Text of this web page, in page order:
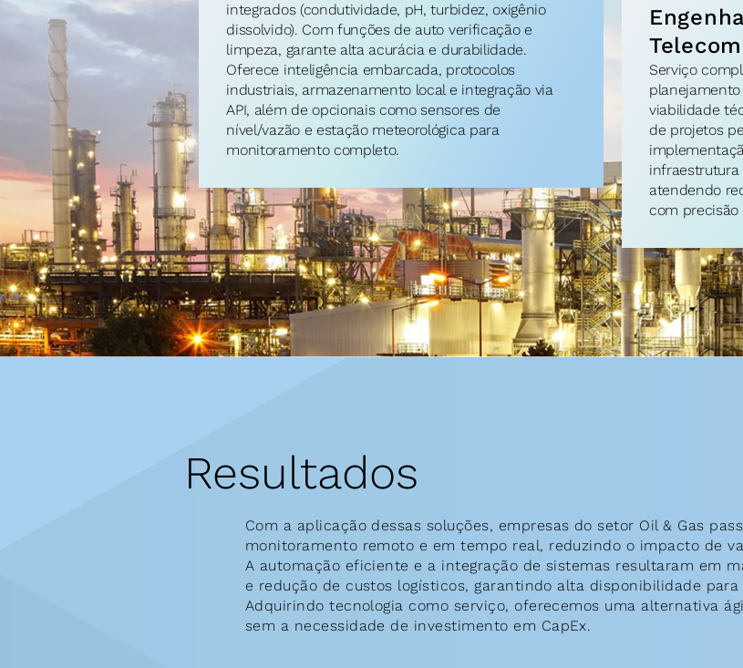
integrados (condutividade, pH, turbidez, oxigênio
dissolvido). Com funções de auto verificação e
limpeza, garante alta acurácia e durabilidade.
Oferece inteligência embarcada, protocolos
industriais, armazenamento local e integração via
API, além de opcionais como sensores de
nível/vazão e estação meteorológica para
monitoramento completo.
Serviço
viabilidade
de projetos
atendendo
com
Resultados
Com a aplicação dessas soluções, empresas do setor Oil & Gas
monitoramento remoto e em tempo real, reduzindo o impacto de
A automação eficiente e a integração de sistemas resultaram em
e redução de custos logísticos, garantindo alta disponibilidade
Adquirindo tecnologia como serviço, oferecemos uma alternativa
sem a necessidade de investimento em CapEx.